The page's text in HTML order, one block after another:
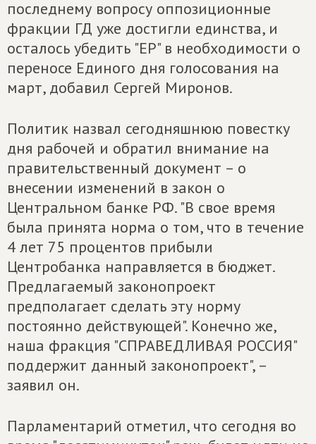
последнему вопросу оппозиционные
фракции ГД уже достигли единства, и
осталось убедить "ЕР" в необходимости о
переносе Единого дня голосования на
март, добавил Сергей Миронов.
Политик назвал сегодняшнюю повестку
дня рабочей и обратил внимание на
правительственный документ – о
внесении изменений в закон о
Центральном банке РФ. "В свое время
была принята норма о том, что в течение
4 лет 75 процентов прибыли
Центробанка направляется в бюджет.
Предлагаемый законопроект
предполагает сделать эту норму
постоянно действующей". Конечно же,
наша фракция "СПРАВЕДЛИВАЯ РОССИЯ"
поддержит данный законопроект", –
заявил он.
Парламентарий отметил, что сегодня во